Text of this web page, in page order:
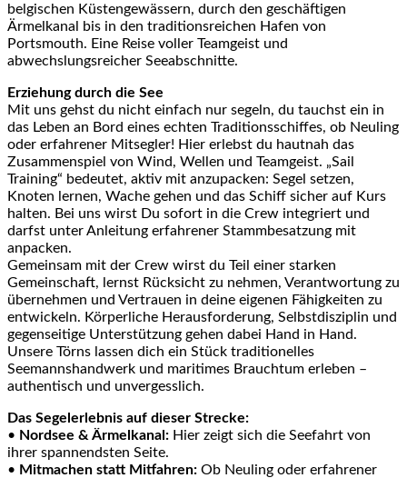
belgischen Küstengewässern, durch den geschäftigen
Ärmelkanal bis in den traditionsreichen Hafen von
Portsmouth. Eine Reise voller Teamgeist und
abwechslungsreicher Seeabschnitte.
Erziehung durch die See
Mit uns gehst du nicht einfach nur segeln, du tauchst ein in
das Leben an Bord eines echten Traditionsschiffes, ob Neuling
oder erfahrener Mitsegler! Hier erlebst du hautnah das
Zusammenspiel von Wind, Wellen und Teamgeist. „Sail
Training“ bedeutet, aktiv mit anzupacken: Segel setzen,
Knoten lernen, Wache gehen und das Schiff sicher auf Kurs
halten. Bei uns wirst Du sofort in die Crew integriert und
darfst unter Anleitung erfahrener Stammbesatzung mit
anpacken.
Gemeinsam mit der Crew wirst du Teil einer starken
Gemeinschaft, lernst Rücksicht zu nehmen, Verantwortung zu
übernehmen und Vertrauen in deine eigenen Fähigkeiten zu
entwickeln. Körperliche Herausforderung, Selbstdisziplin und
gegenseitige Unterstützung gehen dabei Hand in Hand.
Unsere Törns lassen dich ein Stück traditionelles
Seemannshandwerk und maritimes Brauchtum erleben –
authentisch und unvergesslich.
Das Segelerlebnis auf dieser Strecke:
• Nordsee & Ärmelkanal: Hier zeigt sich die Seefahrt von
ihrer spannendsten Seite.
• Mitmachen statt Mitfahren: Ob Neuling oder erfahrener